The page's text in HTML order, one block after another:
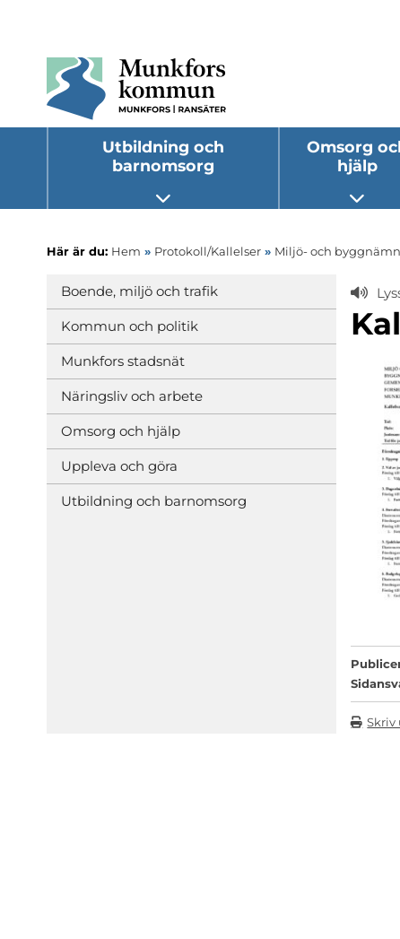
Utbildning och
barnomsorg
Öppna undermeny
Omsorg
hjälp
Här är du: Hem » Protokoll/Kallelser » Miljö- och
Boende, miljö och trafik
Kommun och politik
Munkfors stadsnät
Näringsliv och arbete
Omsorg och hjälp
Uppleva och göra
Utbildning och barnomsorg
Skriv